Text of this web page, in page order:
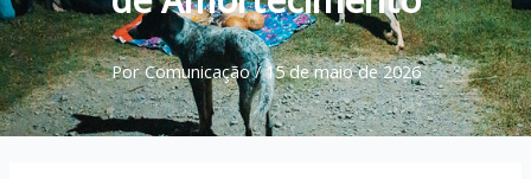
PorComunicação/15 de maio de 2026